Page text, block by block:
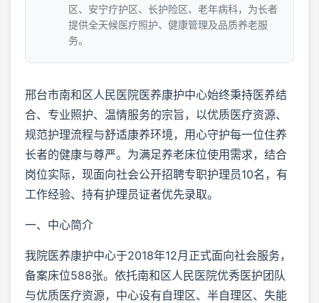
区、安宁疗护区、长护险区、老年病科，为长者
提供全天候医疗照护、健康管理及品质养老服
务。
邢台市南和区人民医院医养康护中心始终秉持医养结
合、专业照护、温情服务的宗旨，以优质医疗资源、
规范护理流程与舒适康养环境，用心守护每一位住养
长者的健康与尊严。为满足养老床位使用需求，结合
岗位实际，现面向社会公开招聘专职护理员10名，有
工作经验、持有护理员证者优先录取。
一、中心简介
我院医养康护中心于2018年12月正式面向社会服务，
备案床位588张。依托南和区人民医院优秀医护团队
与优质医疗资源，中心设有自理区、半自理区、失能